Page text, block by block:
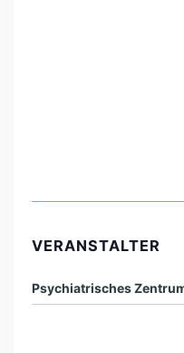
VERANSTALTER
Psychiatrisches